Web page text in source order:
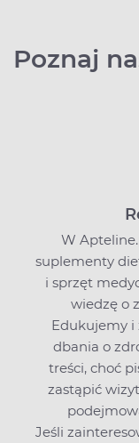
Poznaj
W
suplementy
i sprzęt
wiedzę o
Edukujemy i
dbania o
treści, choć
zastąpić
Jeśli